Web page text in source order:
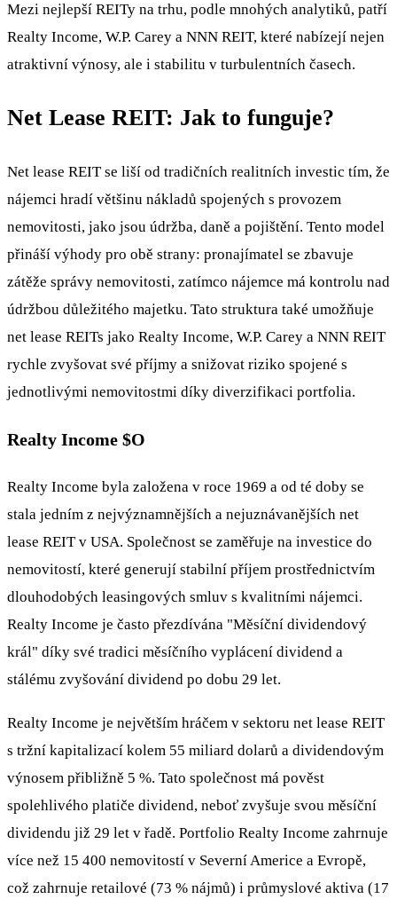
Mezi nejlepší REITy na trhu, podle mnohých analytiků, patří
Realty Income, W.P. Carey a NNN REIT, které nabízejí nejen
atraktivní výnosy, ale i stabilitu v turbulentních časech.
Net Lease REIT: Jak to funguje?
Net lease REIT se liší od tradičních realitních investic tím, že
nájemci hradí většinu nákladů spojených s provozem
nemovitosti, jako jsou údržba, daně a pojištění. Tento model
přináší výhody pro obě strany: pronajímatel se zbavuje
zátěže správy nemovitosti, zatímco nájemce má kontrolu nad
údržbou důležitého majetku. Tato struktura také umožňuje
net lease REITs jako Realty Income, W.P. Carey a NNN REIT
rychle zvyšovat své příjmy a snižovat riziko spojené s
jednotlivými nemovitostmi díky diverzifikaci portfolia.
Realty Income $O
Realty Income byla založena v roce 1969 a od té doby se
stala jedním z nejvýznamnějších a nejuznávanějších net
lease REIT v USA. Společnost se zaměřuje na investice do
nemovitostí, které generují stabilní příjem prostřednictvím
dlouhodobých leasingových smluv s kvalitními nájemci.
Realty Income je často přezdívána "Měsíční dividendový
král" díky své tradici měsíčního vyplácení dividend a
stálému zvyšování dividend po dobu 29 let.
Realty Income je největším hráčem v sektoru net lease REIT
s tržní kapitalizací kolem 55 miliard dolarů a dividendovým
výnosem přibližně 5 %. Tato společnost má pověst
spolehlivého platiče dividend, neboť zvyšuje svou měsíční
dividendu již 29 let v řadě. Portfolio Realty Income zahrnuje
více než 15 400 nemovitostí v Severní Americe a Evropě,
což zahrnuje retailové (73 % nájmů) i průmyslové aktiva (17